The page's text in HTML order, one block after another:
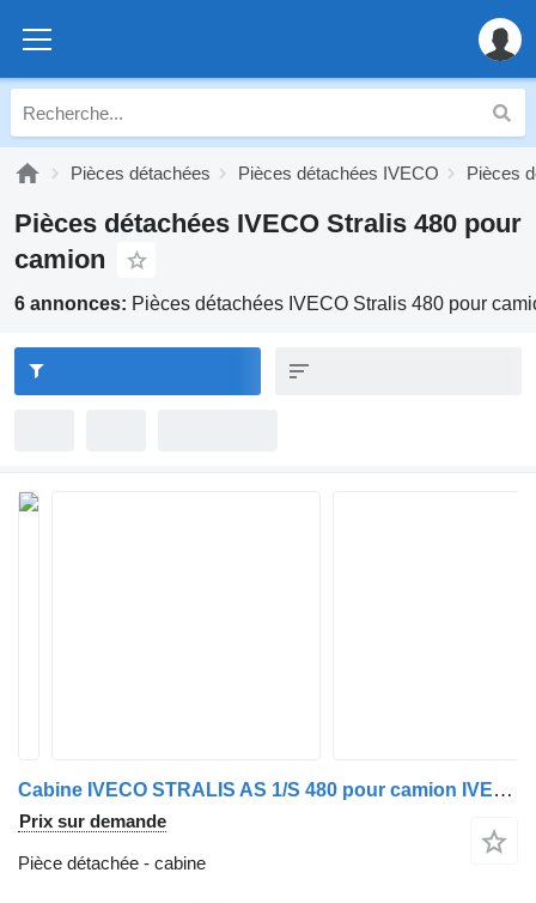
Pièces détachées Pièces détachées IVECO Pièces
Pièces détachées IVECO Stralis 480 pour
camion
6 annonces: Pièces détachées IVECO Stralis 480 pour
Cabine IVECO STRALIS AS 1/S 480 pour camion IVECO STRALIS 1° SERIE
Prix sur demande
Pièce détachée - cabine